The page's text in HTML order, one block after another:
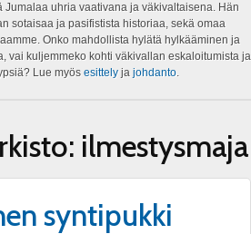
uhria vaativana ja väkivaltaisena. Hän
sotaisaa ja pasifistista historiaa, sekä omaa
Onko mahdollista hylätä hylkääminen ja
vai kuljemmeko kohti väkivallan eskaloitumista ja
Lue myös esittelyja johdanto.
ilmestysmaja
syntipukki